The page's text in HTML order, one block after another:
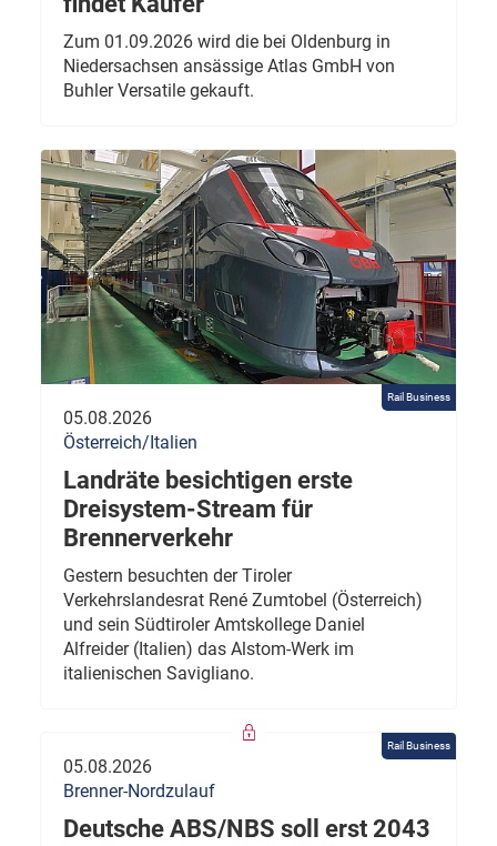
Zum 01.09.2026 wird die bei Oldenburg in
Niedersachsen ansässige Atlas GmbH von
Buhler Versatile gekauft.
Rail Business
05.08.2026
Österreich/Italien
Landräte besichtigen erste
Dreisystem-Stream für
Brennerverkehr
Gestern besuchten der Tiroler
Verkehrslandesrat René Zumtobel (Österreich)
und sein Südtiroler Amtskollege Daniel
Alfreider (Italien) das Alstom-Werk im
italienischen Savigliano.
Rail Business
05.08.2026
Brenner-Nordzulauf
Deutsche ABS/NBS soll erst 2043